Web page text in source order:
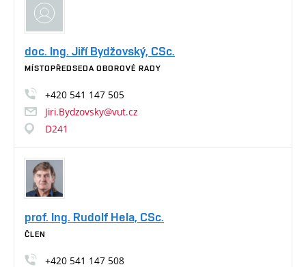
doc. Ing. Jiří Bydžovský, CSc.
MÍSTOPŘEDSEDA OBOROVÉ RADY
+420 541 147 505
Jiri.Bydzovsky@vut.cz
D241
prof. Ing. Rudolf Hela, CSc.
ČLEN
+420 541 147 508